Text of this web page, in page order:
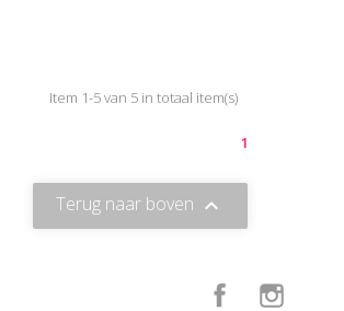
Item 1-5 van 5 in totaal item(s)
1
Terug naar boven 
Facebook